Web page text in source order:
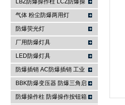
LBZ防爆操作柱 LCZ防爆操
作柱
气体 粉尘防爆两用灯
防爆荧光灯
厂用防爆灯具
LED防爆灯具
防爆插销 AC防爆插销 工业
插座 防爆防腐插销装置
BBK防爆变压器 防爆三角启
动器 防爆控制箱
防爆操作柱 防爆操作按钮箱